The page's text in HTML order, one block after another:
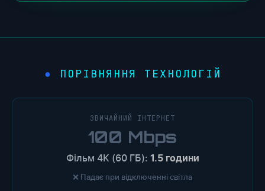
ПОРІВНЯННЯ ТЕХНОЛОГІЙ
ЗВИЧАЙНИЙ ІНТЕРНЕТ
100 Mbps
Фільм 4K (60 ГБ): 1.5 години
❌ Падає при відключенні світла